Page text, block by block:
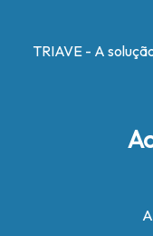
TRIAVE - A